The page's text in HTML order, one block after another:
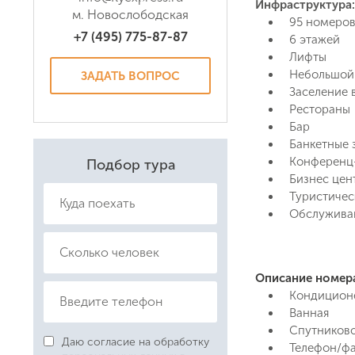
м. Новослободская
+7 (495) 775-87-87
ЗАДАТЬ ВОПРОС
Подбор тура
Даю согласие на обработку
Инфраструктура:
95 номеров
6 этажей
Лифты
Заселение
Рестораны
Бар
Банкетные
Бизнес
Описание
Ванная
Телефон/